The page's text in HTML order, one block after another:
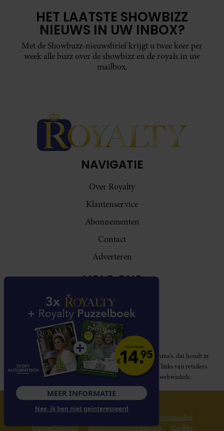
HET LAATSTE SHOWBIZZ
NIEUWS IN UW INBOX?
Met de Showbuzz-nieuwsbrief krijgt u twee keer per
week alle buzz over de showbizz en de royals in uw
mailbox.
NAVIGATIE
Over Royalty
Klantenservice
Abonnementen
Contact
Adverteren
VOLG ONS
Royalty participeert in diverse affiliate marketing programma’s, dat houdt in
dat Royalty commissies ontvangt voor aankopen middels links van retailers.
Deze website wordt niet gesponsord door de genoemde webwinkels.
© 2026 Royalty Online
Gebruikersvoorwaarden
Spelvoorwaarden
Abonnementsvoorwaarden Cookies
MEER INFORMATIE
Nee, ik ben niet geïnteresseerd